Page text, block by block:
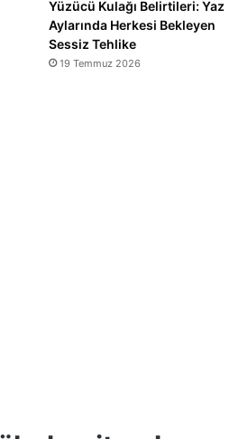
Yüzücü Kulağı Belirtileri: Yaz
Aylarında Herkesi Bekleyen
Sessiz Tehlike
19 Temmuz 2026